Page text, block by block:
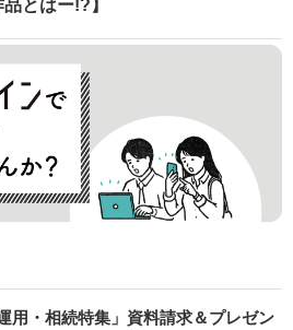
とはー!?】
用・相続特集」資料請求＆プレゼン